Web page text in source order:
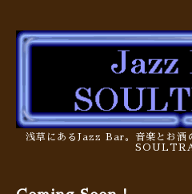
浅草にあるJazz Bar。音楽とお酒